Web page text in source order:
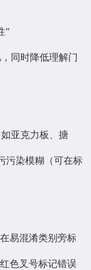
”
同时降低理解门
亚克力板、搪
污染模糊（可在标
易混淆类别旁标
色叉号标记错误